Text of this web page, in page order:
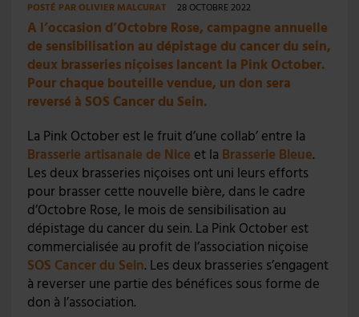
POSTÉ PAROLIVIER MALCURAT 28 OCTOBRE 2022
A l’occasion d’Octobre Rose, campagne annuelle
de sensibilisation au dépistage du cancer du sein,
deux brasseries niçoises lancent la Pink October.
Pour chaque bouteille vendue, un don sera
reversé à SOS Cancer du Sein.
La Pink October est le fruit d’une collab’ entre la
Brasserie artisanale de Nice et la Brasserie Bleue.
Les deux brasseries niçoises ont uni leurs efforts
pour brasser cette nouvelle bière, dans le cadre
d’Octobre Rose, le mois de sensibilisation au
dépistage du cancer du sein. La Pink October est
commercialisée au profit de l’association niçoise
SOS Cancer du Sein. Les deux brasseries s’engagent
à reverser une partie des bénéfices sous forme de
don à l’association.